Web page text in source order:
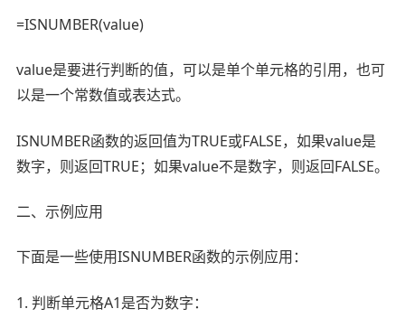
=ISNUMBER(value)
value是要进行判断的值，可以是单个单元格的引用，也可
以是一个常数值或表达式。
ISNUMBER函数的返回值为TRUE或FALSE，如果value是
数字，则返回TRUE；如果value不是数字，则返回FALSE。
二、示例应用
下面是一些使用ISNUMBER函数的示例应用：
1. 判断单元格A1是否为数字：